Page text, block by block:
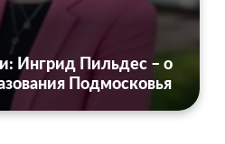
Ингрид Пильдес – о
Подмосковья